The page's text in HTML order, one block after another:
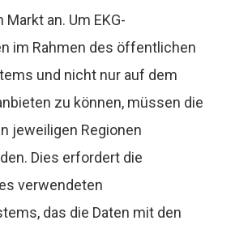
an. Um EKG-
im Rahmen des öffentlichen
und nicht nur auf dem
zu können, müssen die
jeweiligen Regionen
Dies erfordert die
verwendeten
das die Daten mit den